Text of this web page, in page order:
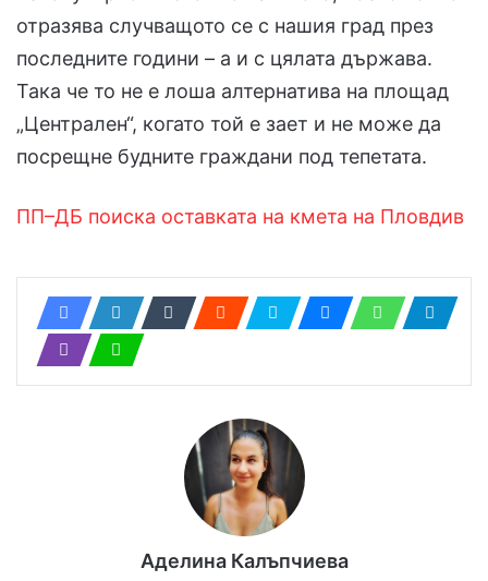
отразява случващото се с нашия град през
последните години – а и с цялата държава.
Така че то не е лоша алтернатива на площад
„Централен“, когато той е зает и не може да
посрещне будните граждани под тепетата.
ПП–ДБ поиска оставката на кмета на Пловдив
Аделина Калъпчиева